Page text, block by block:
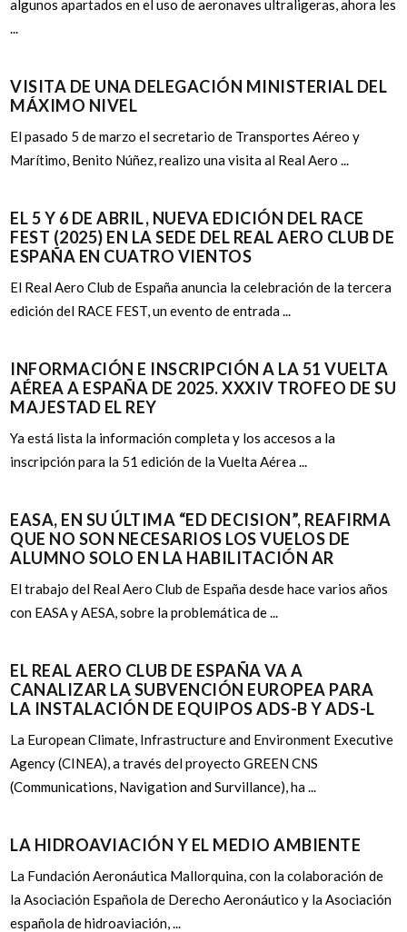
algunos apartados en el uso de aeronaves ultraligeras, ahora les
...
VISITA DE UNA DELEGACIÓN MINISTERIAL DEL
MÁXIMO NIVEL
El pasado 5 de marzo el secretario de Transportes Aéreo y
Marítimo, Benito Núñez, realizo una visita al Real Aero ...
EL 5 Y 6 DE ABRIL, NUEVA EDICIÓN DEL RACE
FEST (2025) EN LA SEDE DEL REAL AERO CLUB DE
ESPAÑA EN CUATRO VIENTOS
El Real Aero Club de España anuncia la celebración de la tercera
edición del RACE FEST, un evento de entrada ...
INFORMACIÓN E INSCRIPCIÓN A LA 51 VUELTA
AÉREA A ESPAÑA DE 2025. XXXIV TROFEO DE SU
MAJESTAD EL REY
Ya está lista la información completa y los accesos a la
inscripción para la 51 edición de la Vuelta Aérea ...
EASA, EN SU ÚLTIMA “ED DECISION”, REAFIRMA
QUE NO SON NECESARIOS LOS VUELOS DE
ALUMNO SOLO EN LA HABILITACIÓN AR
El trabajo del Real Aero Club de España desde hace varios años
con EASA y AESA, sobre la problemática de ...
EL REAL AERO CLUB DE ESPAÑA VA A
CANALIZAR LA SUBVENCIÓN EUROPEA PARA
LA INSTALACIÓN DE EQUIPOS ADS-B Y ADS-L
La European Climate, Infrastructure and Environment Executive
Agency (CINEA), a través del proyecto GREEN CNS
(Communications, Navigation and Survillance), ha ...
LA HIDROAVIACIÓN Y EL MEDIO AMBIENTE
La Fundación Aeronáutica Mallorquina, con la colaboración de
la Asociación Española de Derecho Aeronáutico y la Asociación
española de hidroaviación, ...